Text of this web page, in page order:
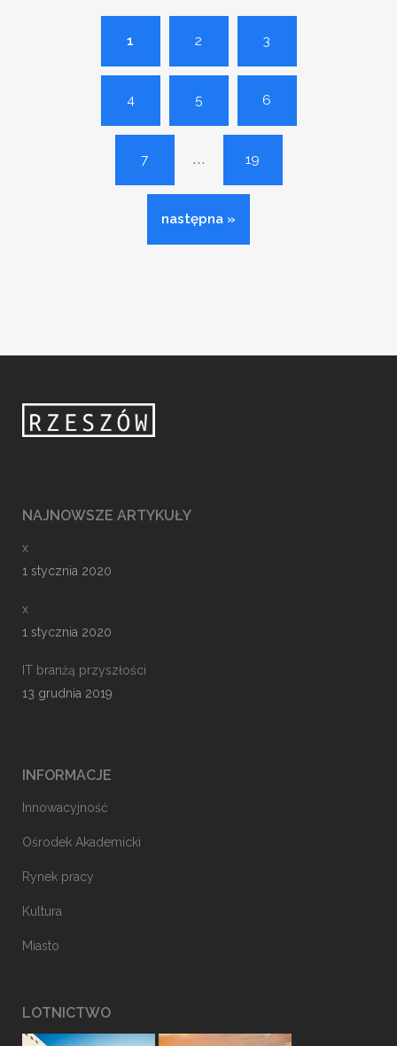
1 2 3
4 5 6
7 ... 19
następna »
NAJNOWSZE ARTYKUŁY
x
1 stycznia 2020
x
1 stycznia 2020
IT branżą przyszłości
13 grudnia 2019
INFORMACJE
Innowacyjność
Ośrodek Akademicki
Rynek pracy
Kultura
Miasto
LOTNICTWO